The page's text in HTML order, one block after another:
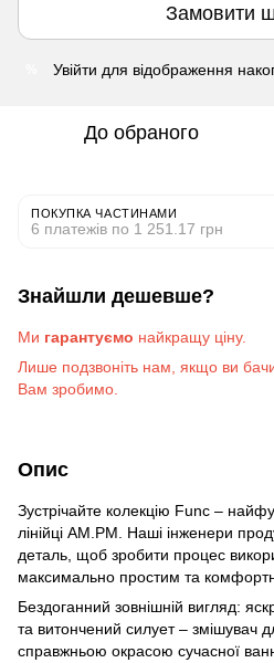
Замовити
Увійти для відображення
До обраного
ПОКУПКА ЧАСТИНАМИ
6 платежів по 1 251.17 грн
Знайшли дешевше?
Ми гарантуємо найкращу ціну.
Лише подзвоніть нам , якщо ви
Вам зробимо
Опис
Зустрічайте колекцію Func –
лінійці AM.PM. Наші інженери
деталь, щоб зробити процес
максимально простим та
Бездоганний зовнішній вигляд:
та витончений силует – змішувач
справжньою окрасою сучасної